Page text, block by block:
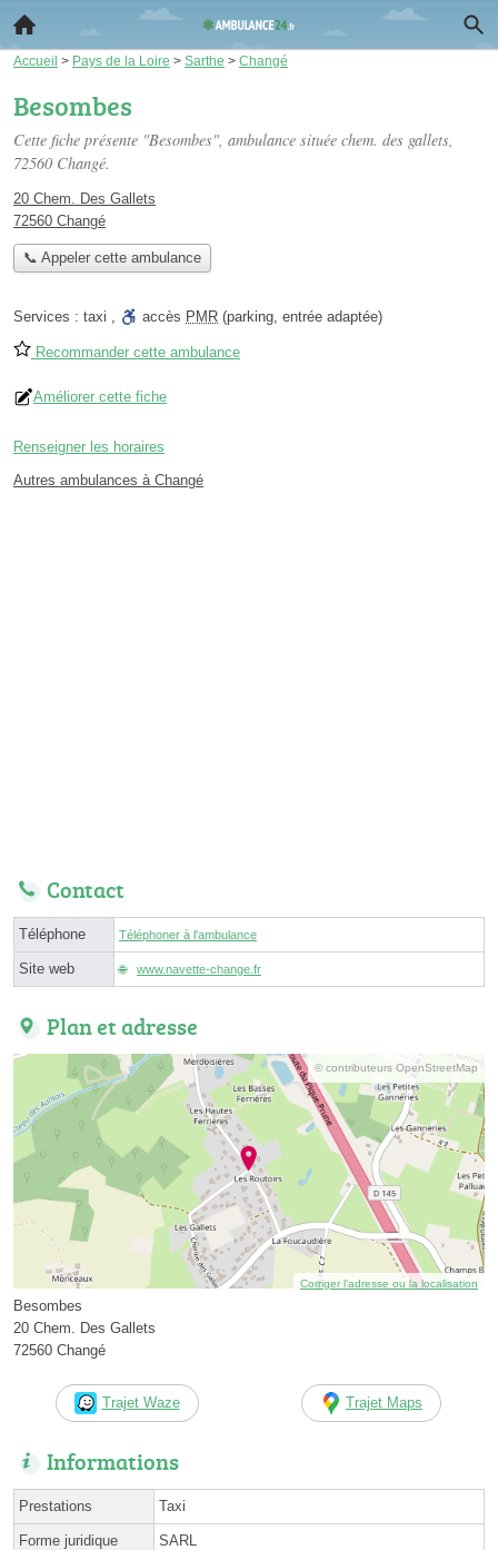
Accueil > Pays de la Loire > Sarthe > Changé
Besombes
Cette fiche présente "Besombes", ambulance située chem. des gallets,
72560 Changé.
20 Chem. Des Gallets
72560 Changé
📞 Appeler cette ambulance
Services : taxi , accès PMR (parking, entrée adaptée)
Recommander cette ambulance
Améliorer cette fiche
Renseigner les horaires
Autres ambulances à Changé
Contact
Téléphone Téléphoner à l'ambulance
Site web www.navette-change.fr
Plan et adresse
© contributeurs OpenStreetMap
Corriger l’adresse ou la localisation
Besombes
20 Chem. Des Gallets
72560 Changé
Trajet Waze Trajet Maps
Informations
Prestations Taxi
Forme juridique SARL